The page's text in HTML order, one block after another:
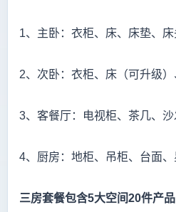
1、主卧：衣柜、床、床垫、床
2、次卧：衣柜、床（可升级）
3、客餐厅：电视柜、茶几、沙
4、厨房：地柜、吊柜、台面、
三房套餐包含5大空间20件产品